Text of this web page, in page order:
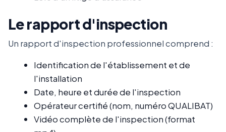
Le rapport d'inspection
Un rapport d'inspection professionnel comprend :
Identification de l'établissement et de
l'installation
Date, heure et durée de l'inspection
Opérateur certifié (nom, numéro QUALIBAT)
Vidéo complète de l'inspection (format